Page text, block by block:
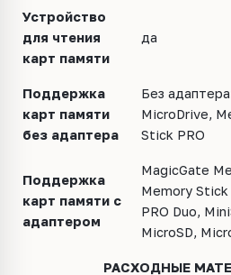
Устройство
для чтения
карт памяти
да
Поддержка
карт памяти
без адаптера
Без
MicroDrive,
Stick PRO
Поддержка
карт памяти с
адаптером
MagicGate
Memory
PRO Duo,
MicroSD,
РАСХОДНЫЕ